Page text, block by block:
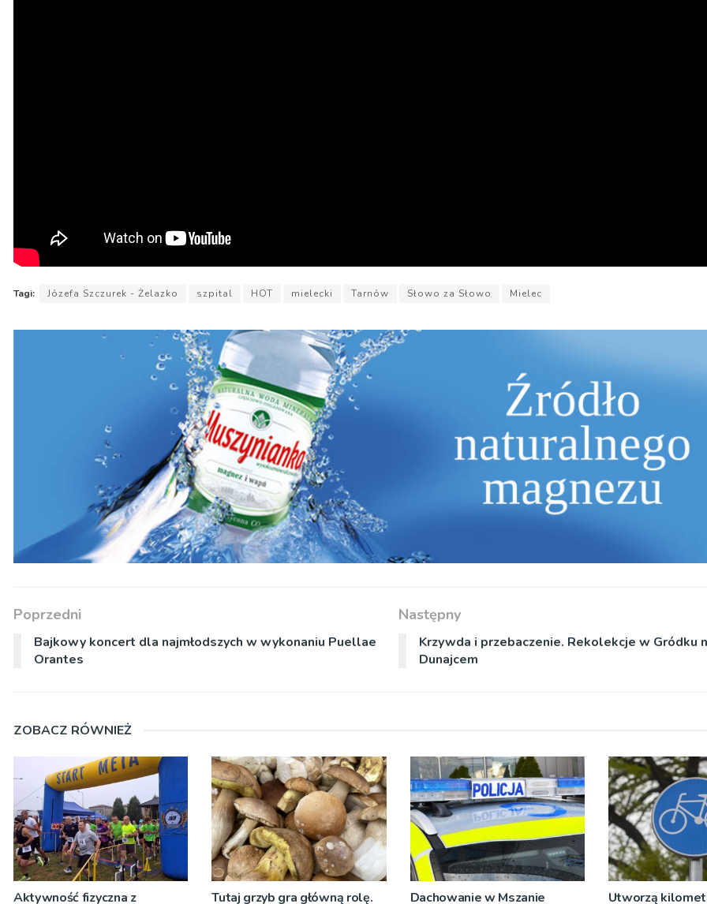
Tagi: Józefa Szczurek - Żelazko szpital HOT mielecki Tarnów Słowo za Słowo Mielec
Poprzedni
Bajkowy koncert dla najmłodszych w wykonaniu Puellae
Orantes
Następny
Krzywda i przebaczenie. Rekolekcje w Gródku
Dunajcem
ZOBACZ RÓWNIEŻ
Aktywność fizyczna z Tutaj grzyb gra główną rolę. Dachowanie w Mszanie Utworzą